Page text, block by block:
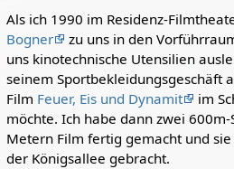
Als ich 1990 im Residenz-
Bogner
zu uns in den
uns kinotechnische Utensilien
seinem Sportbekleidungsgeschäft
Film Feuer, Eis und Dynamit
im
möchte. Ich habe dann zwei
Metern Film fertig gemacht und
der Königsallee gebracht.